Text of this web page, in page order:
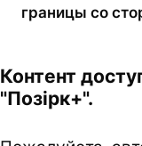
границы со
Контент
"Позірк+".